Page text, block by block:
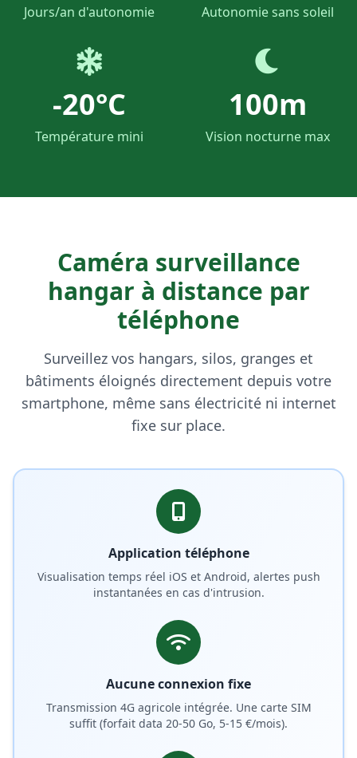
Jours/an d'autonomie Autonomie sans soleil
-20°C
Température mini
100m
Vision nocturne max
Caméra surveillance
hangar à distance par
téléphone
Surveillez vos hangars, silos, granges et
bâtiments éloignés directement depuis votre
smartphone, même sans électricité ni internet
fixe sur place.
Application téléphone
Visualisation temps réel iOS et Android, alertes push
instantanées en cas d'intrusion.
Aucune connexion fixe
Transmission 4G agricole intégrée. Une carte SIM
suffit (forfait data 20-50 Go, 5-15 €/mois).